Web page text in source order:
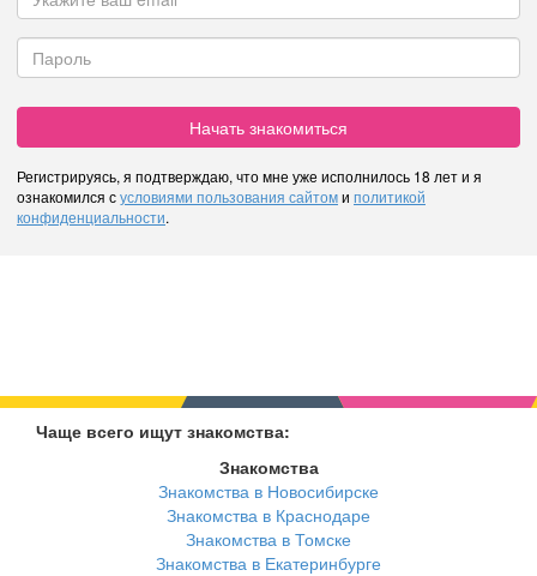
Начать знакомиться
Регистрируясь, я подтверждаю, что мне уже исполнилось 18 лет и я
ознакомился сусловиями пользования сайтоми политикой
конфиденциальности.
Чаще всего ищут знакомства:
Знакомства
Знакомства в Новосибирске
Знакомства в Краснодаре
Знакомства в Томске
Знакомства в Екатеринбурге